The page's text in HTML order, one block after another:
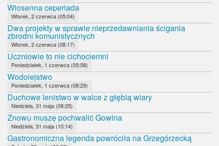
Wiosenna ceperiada
Wtorek, 2 czerwca (05:04)
Dwa projekty w sprawie nieprzedawniania ścigania
zbrodni komunistycznych
Wtorek, 2 czerwca (08:17)
Uczniowie to nie cichociemni
Poniedziałek, 1 czerwca (05:58)
Wodolejstwo
Poniedziałek, 1 czerwca (08:29)
Duchowe lenistwo w walce z głębią wiary
Niedziela, 31 maja (08:25)
Znowu muszę pochwalić Gowina
Niedziela, 31 maja (10:14)
Gastronomiczna legenda powróciła na Grzegórzecką